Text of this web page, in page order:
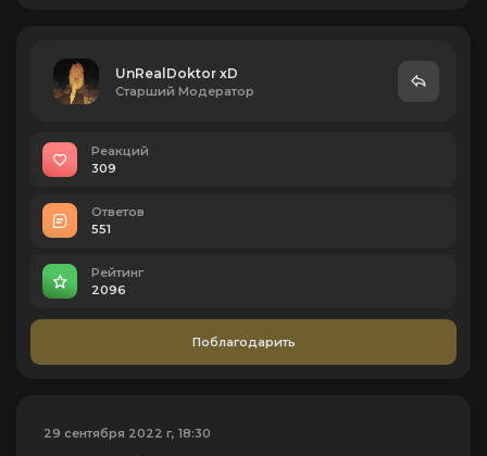
UnRealDoktor xD
Старший Модератор
Реакций
309
Ответов
551
Рейтинг
2096
Поблагодарить
29 сентября 2022 г, 18:30